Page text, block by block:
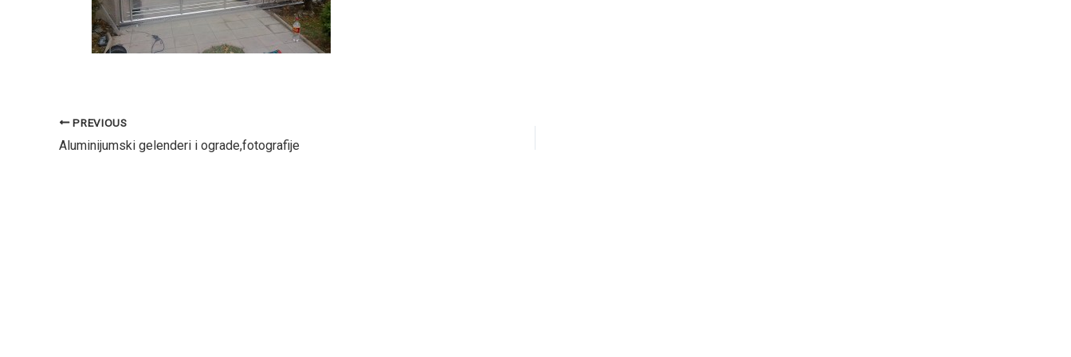
PREVIOUS
Aluminijumski gelenderi i ograde,fotografije